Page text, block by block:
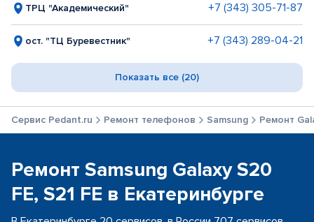
ТРЦ "Академический" +7 (343) 305-71-87
ост. "ТЦ Буревестник" +7 (343) 289-04-21
Показать все (20)
Сервис Pedant.ru Ремонт телефонов Samsung Ремонт
Ремонт Samsung Galaxy S20
FE, S21 FE в Екатеринбурге